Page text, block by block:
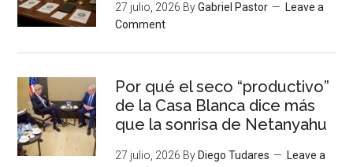
27 julio, 2026 ByGabriel Pastor
Leave a
Comment
Por qué el seco “productivo”
de la Casa Blanca dice más
que la sonrisa de Netanyahu
27 julio, 2026 By Diego Tudares
Leave a